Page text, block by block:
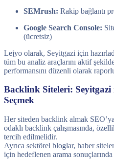
SEMrush: Rakip bağlantı
Google Search Console:
(ücretsiz)
Lejyo olarak, Seyitgazi için
tüm bu analiz araçlarını aktif
performansını düzenli olarak
Backlink Siteleri:
Seçmek
Her siteden backlink almak
odaklı backlink çalışmasında,
tercih edilmelidir.
Ayrıca sektörel bloglar, haber
için hedeflenen arama